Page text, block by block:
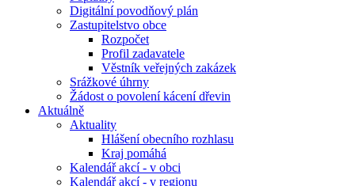
Digitální povodňový plán
Zastupitelstvo obce
Rozpočet
Profil zadavatele
Věstník veřejných zakázek
Srážkové úhrny
Žádost o povolení kácení dřevin
Aktuálně
Aktuality
Hlášení obecního rozhlasu
Kraj pomáhá
Kalendář akcí - v obci
Kalendář akcí - v regionu